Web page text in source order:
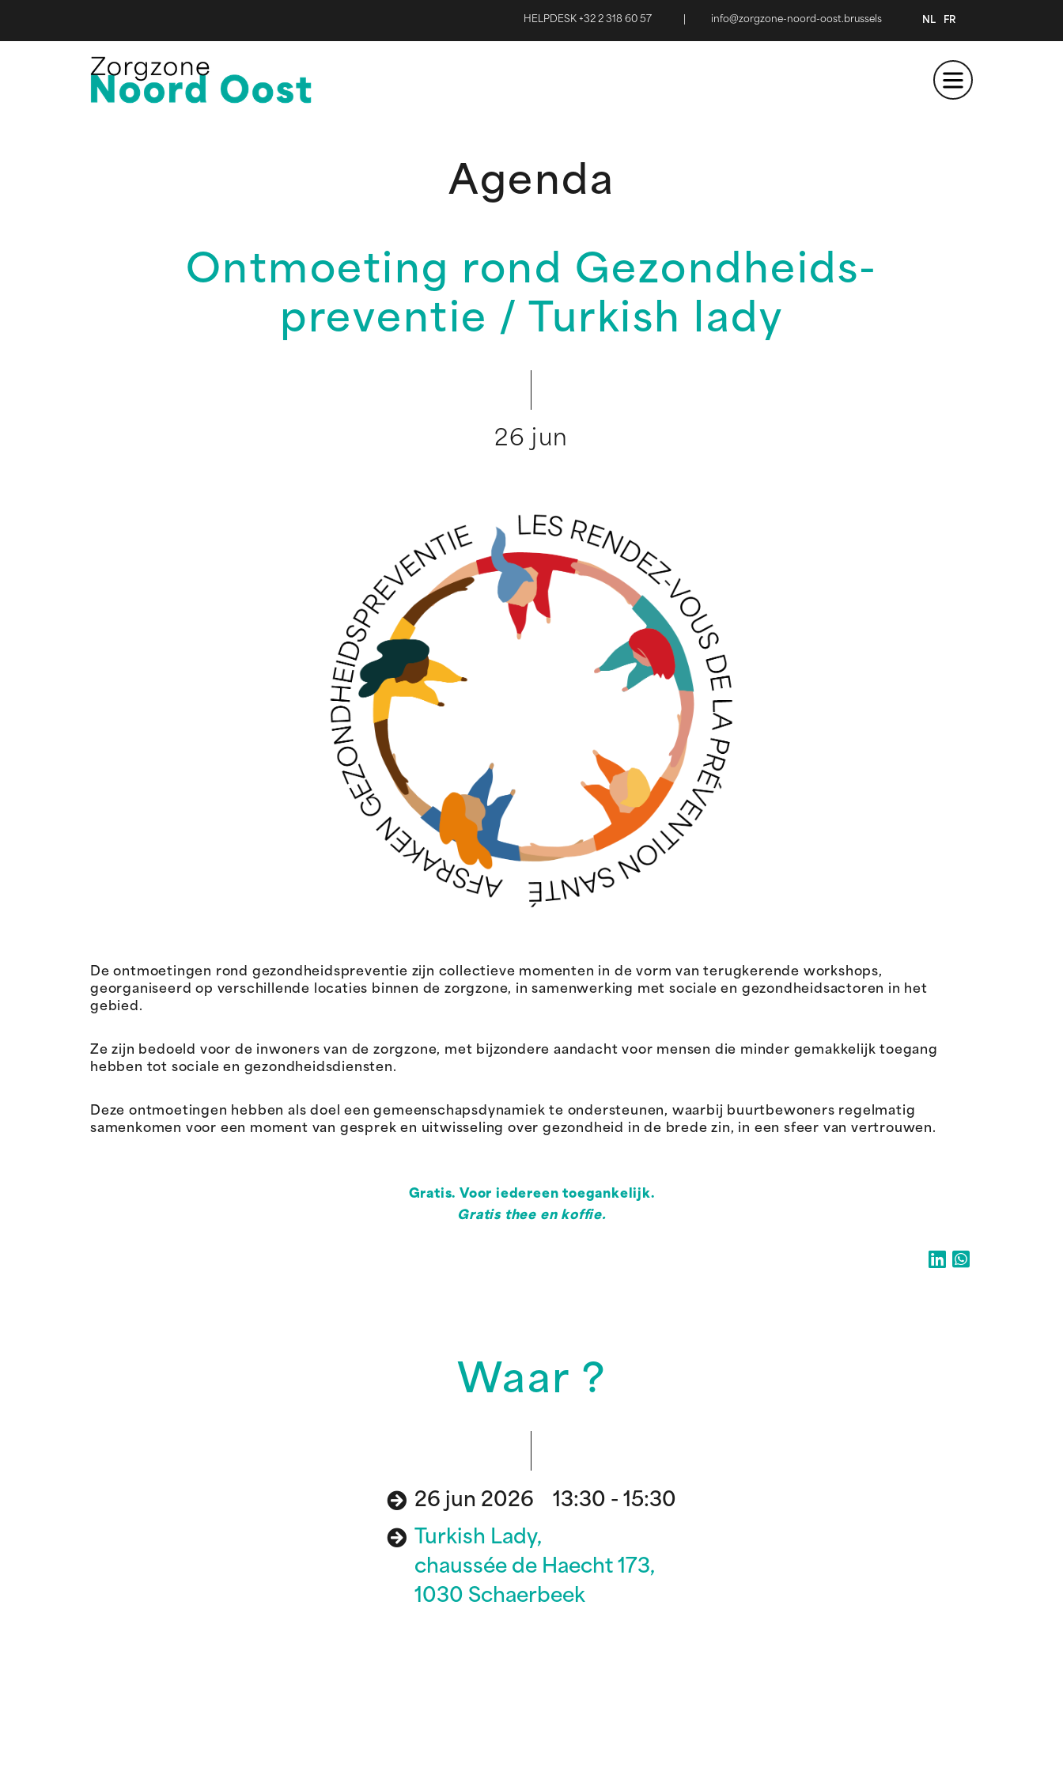
HELPDESK +32 2 318 60 57 info@zorgzone-noord-oost.brussels NL FR
Agenda
Ontmoeting rond Gezondheids-
preventie / Turkish lady
26 jun
De ontmoetingen rond gezondheidspreventie zijn collectieve momenten in de vorm van terugkerende workshops,
georganiseerd op verschillende locaties binnen de zorgzone, in samenwerking met sociale en gezondheidsactoren in het
gebied.
Ze zijn bedoeld voor de inwoners van de zorgzone, met bijzondere aandacht voor mensen die minder gemakkelijk toegang
hebben tot sociale en gezondheidsdiensten.
Deze ontmoetingen hebben als doel een gemeenschapsdynamiek te ondersteunen, waarbij buurtbewoners regelmatig
samenkomen voor een moment van gesprek en uitwisseling over gezondheid in de brede zin, in een sfeer van vertrouwen.
Gratis. Voor iedereen toegankelijk.
Gratis thee en koffie.
Waar ?
26 jun 2026 13:30 - 15:30
Turkish Lady,
chaussée de Haecht 173,
1030 Schaerbeek